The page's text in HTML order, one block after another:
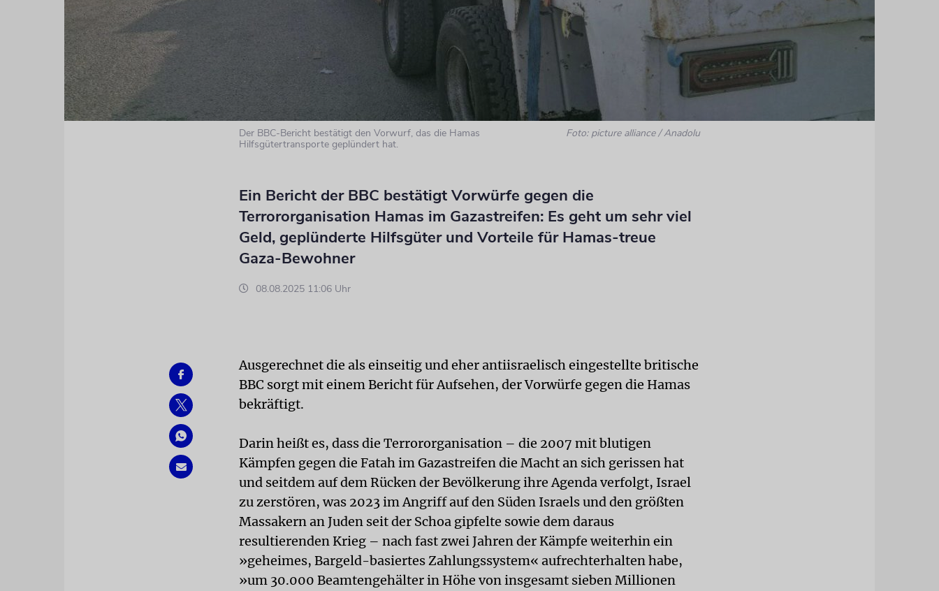
Der BBC-Bericht bestätigt den Vorwurf, das die Hamas
Hilfsgütertransporte geplündert hat.
Foto: picture alliance / Anadolu
Ein Bericht der BBC bestätigt Vorwürfe gegen die
Terrororganisation Hamas im Gazastreifen: Es geht um sehr viel
Geld, geplünderte Hilfsgüter und Vorteile für Hamas-treue
Gaza-Bewohner
08.08.2025 11:06 Uhr
Ausgerechnet die als einseitig und eher antiisraelisch eingestellte britische
BBC sorgt mit einem Bericht für Aufsehen, der Vorwürfe gegen die Hamas
bekräftigt.
Darin heißt es, dass die Terrororganisation – die 2007 mit blutigen
Kämpfen gegen die Fatah im Gazastreifen die Macht an sich gerissen hat
und seitdem auf dem Rücken der Bevölkerung ihre Agenda verfolgt, Israel
zu zerstören, was 2023 im Angriff auf den Süden Israels und den größten
Massakern an Juden seit der Schoa gipfelte sowie dem daraus
resultierenden Krieg – nach fast zwei Jahren der Kämpfe weiterhin ein
»geheimes, Bargeld-basiertes Zahlungssystem« aufrechterhalten habe,
»um 30.000 Beamtengehälter in Höhe von insgesamt sieben Millionen